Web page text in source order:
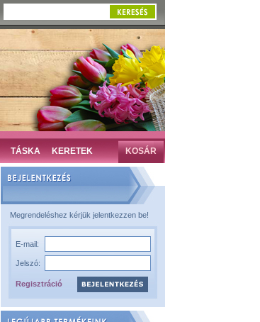
TÁSKA KERETEK KOSÁR
Megrendeléshez kérjük jelentkezzen be!
E-mail:
Jelszó:
Regisztráció